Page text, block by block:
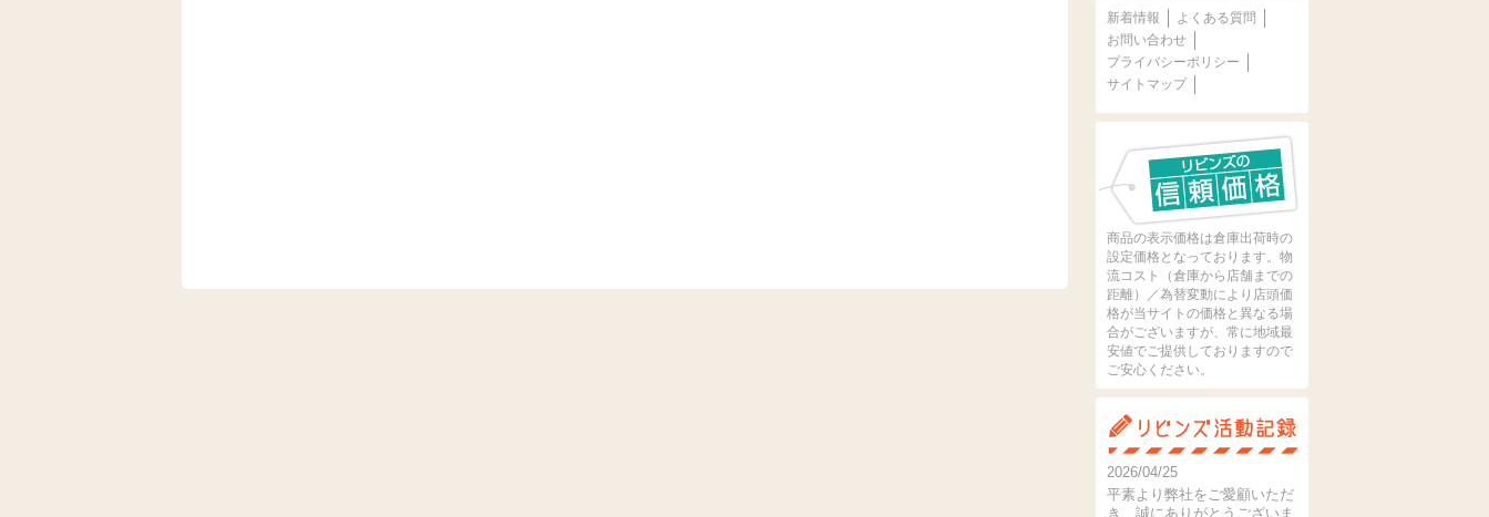
新着情報
よくある質問
お問い合わせ
プライバシーポリシー
サイトマップ
商品の表示価格は倉庫出荷時の
設定価格となっております。物
流コスト（倉庫から店舗までの
距離）／為替変動により店頭価
格が当サイトの価格と異なる場
合がございますが、常に地域最
安値でご提供しておりますので
ご安心ください。
2026/04/25
平素より弊社をご愛顧いただ
き、誠にありがとうございま